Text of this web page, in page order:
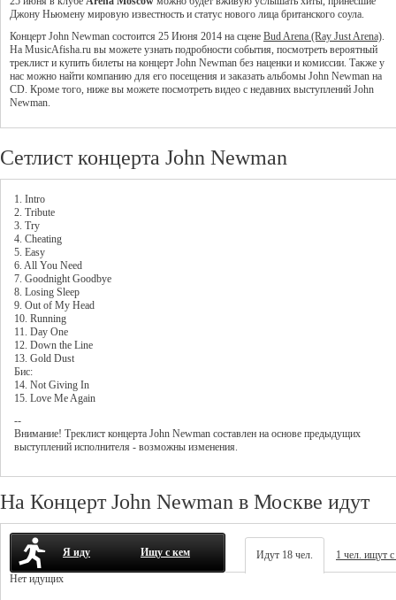
Джону Ньюмену мировую известность и статус нового лица британского соула.
Концерт John Newman состоится 25 Июня 2014 на сцене Bud Arena (Ray Just Arena).
На MusicAfisha.ru вы можете узнать подробности события, посмотреть вероятный
треклист и купить билеты на концерт John Newman без наценки и комиссии. Также у
нас можно найти компанию для его посещения и заказать альбомы John Newman на
CD. Кроме того, ниже вы можете посмотреть видео с недавних выступлений John
Newman.
Сетлист концерта John Newman
1. Intro
2. Tribute
3. Try
4. Cheating
5. Easy
6. All You Need
7. Goodnight Goodbye
8. Losing Sleep
9. Out of My Head
10. Running
11. Day One
12. Down the Line
13. Gold Dust
Бис:
14. Not Giving In
15. Love Me Again
--
Внимание! Треклист концерта John Newman составлен на основе предыдущих
выступлений исполнителя - возможны изменения.
На Концерт John Newman в Москве идут
Я иду Ищу с кем Идут 18 чел.
1 чел. ищут
Нет идущих